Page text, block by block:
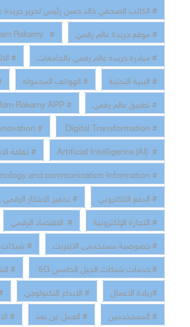
# الكاتب الصحفي خالد حسن رئيس تحرير جريدة
# موقع جريدة عالم رقمي
# Alam Rakamy
# مبادرة جريدة عالم رقمي بالجامعات
#
# البنية التحتية
# الهواتف المحمولة
# تطبيق عالم رقمي
# Alam Rakamy APP
# Digital Transformation
# innovation
# Artificial Intelligence (AI)
# ثقافة
# technology and communication Information
# الدفع الالكتروني
# تحفيز الابتكار الرقمي
# التجارة الإلكترونية
# الاقتصاد الرقمي
# خصوصية مستخدمى الانترنت
# شبكات
# خدمات شبكات الجيل الخامس 5G
#
#ريادة الاعمال
# الابداع التكنولوجي
# المستخدمين
# العمل عن بعد
#